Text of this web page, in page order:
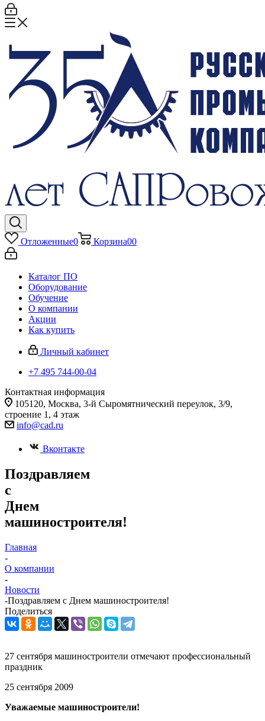
Отложенные0 Корзина00
Каталог ПО
Оборудование
Обучение
О компании
Акции
Как купить
Личный кабинет
+7 495 744-00-04
Контактная информация
105120, Москва, 3-й Сыромятнический переулок, 3/9,
строение 1, 4 этаж
info@cad.ru
Вконтакте
Поздравляем
с
Днем
машиностроителя!
Главная
-
О компании
-
Новости
-Поздравляем с Днем машиностроителя!
Поделиться
27 сентября машиностроители отмечают профессиональный
праздник
25 сентября 2009
Уважаемые машиностроители!